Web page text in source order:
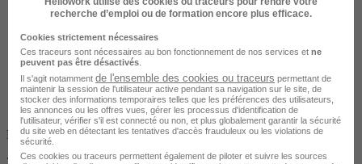
Non finançable CPF
recherche d’emploi ou de formation encore plus efficace.
Cookies strictement nécessaires
Ces traceurs sont nécessaires au bon fonctionnement de nos services et ne
peuvent pas être désactivés
Il s'agit notamment de l'ensemble des cookies ou traceurs permettant de
maintenir la session de l'utilisateur active pendant sa navigation sur le site, de
stocker des informations temporaires telles que les préférences des utilisateurs,
les annonces ou les offres vues, gérer les processus d'identification de
l'utilisateur, vérifier s'il est connecté ou non, et plus globalement garantir la sécurité
du site web en détectant les tentatives d'accès frauduleux ou les violations de
sécurité.
Ces cookies ou traceurs permettent également de piloter et suivre les sources